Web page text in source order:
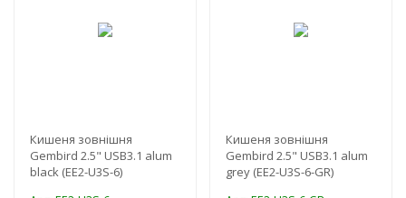
Кишеня зовнішня
Gembird 2.5" USB3.1 alum
black (EE2-U3S-6)
Кишеня зовнішня
Gembird 2.5" USB3.1 alum
grey (EE2-U3S-6-GR)